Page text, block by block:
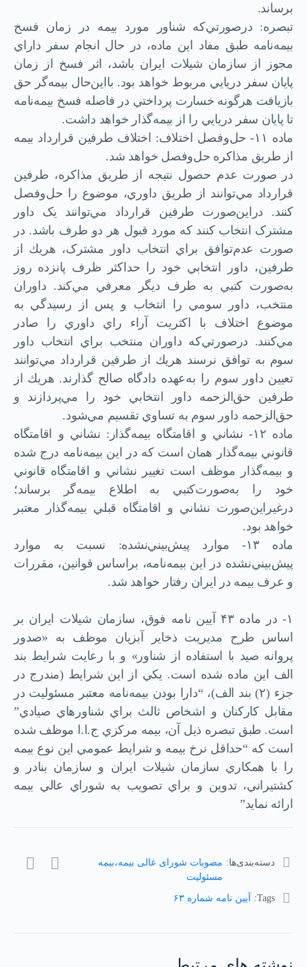
برساند.
تبصره: در‌صورتي‌كه شناور مورد بيمه در زمان فسخ
بيمه‌نامه طبق مفاد اين ماده‌، در حال انجام سفر داراي
مجوز از سازمان شيلات ايران باشد، اثر فسخ از زمان
پايان سفر دريايي مربوط خواهد بود. با‌اين‌حال بيمه‌گر حق
بازيافت هر‌گونه خسارت پرداختي در فاصله فسخ بيمه‌نامه
تا پايان سفر دريايي را از بيمه‌گذار خواهد داشت.
ماده ۱۱- حل‌و‌فصل اختلاف: اختلاف طرفين قرارداد بيمه
از طريق مذاكره حل‌و‌فصل خواهد شد.
در صورت عدم حصول نتيجه از طريق مذاكره، طرفين
قرارداد مي‌توانند از طريق داوري، موضوع را حل‌و‌فصل
كنند. دراين‌صورت طرفين قرارداد مي‌توانند یک داور
مشترک انتخاب كنند که مورد قبول هر دو طرف باشد. در
صورت عدم‌توافق براي انتخاب داور مشترک، هر‌يك از
طرفين، داور انتخابي خود را حداكثر ظرف پانزده روز
به‌صورت كتبي به طرف ديگر معرفي مي‌كند. داوران
منتخب، داور سومي را انتخاب و پس از رسيدگي به
موضوع اختلاف با اكثريت آراء راي داوري را صادر
مي‌كنند. در‌صورتي‌كه داوران منتخب براي انتخاب داور
سوم به توافق نرسند هر‌يك از طرفين قرارداد مي‌توانند
تعيين داور سوم را به‌عهده دادگاه صالح گذارند. هر‌يك از
طرفين حق‌الزحمه داور انتخابي خود را مي‌پردازند و
حق‌الزحمه داور سوم به تساوي تقسيم مي‌شود.
ماده ۱۲- نشاني و اقامتگاه بيمه‌گذار: نشاني و اقامتگاه
قانوني بيمه‌گذار همان است كه در اين بيمه‌نامه درج شده
و بيمه‌گذار موظف است تغيير نشاني و اقامتگاه قانوني
خود را به‌صورت‌كتبي به اطلاع بيمه‌گر برساند؛
در‌غيراين‌صورت نشاني و اقامتگاه قبلي بيمه‌گذار معتبر
خواهد بود.
ماده ۱۳- موارد پيش‌بيني‌نشده: نسبت به موارد
پيش‌بيني‌نشده در اين بيمه‌نامه، بر‌اساس قوانين، مقررات
و عرف بيمه در ايران رفتار خواهد شد.
۱- در ماده ۴۳ آيين نامه فوق، سازمان شيلات ايران بر
اساس طرح مديريت ذخاير آبزيان موظف به «صدور
پروانه صيد با استفاده از شناور» و با رعايت شرايط بند
الف اين ماده شده است. يكي از اين شرايط (مندرج در
جزء (۲) بند الف)، “دارا بودن بيمه‌نامه معتبر مسئوليت در
مقابل كاركنان و اشخاص ثالث براي شناورهاي صيادي”
است. طبق تبصره ذيل آن، بيمه مركزي ج.ا.ا موظف شده
است كه “حداقل نرخ بيمه و شرايط عمومي اين نوع بيمه
را با همكاري سازمان شيلات ايران و سازمان بنادر و
كشتيراني، تدوين و براي تصويب به شوراي عالي بيمه
ارائه نمايد”
دسته‌بندی‌ها: مصوبات شورای عالی بیمه،بیمه
مسئولیت
Tags: آيين نامه شماره ۶۳